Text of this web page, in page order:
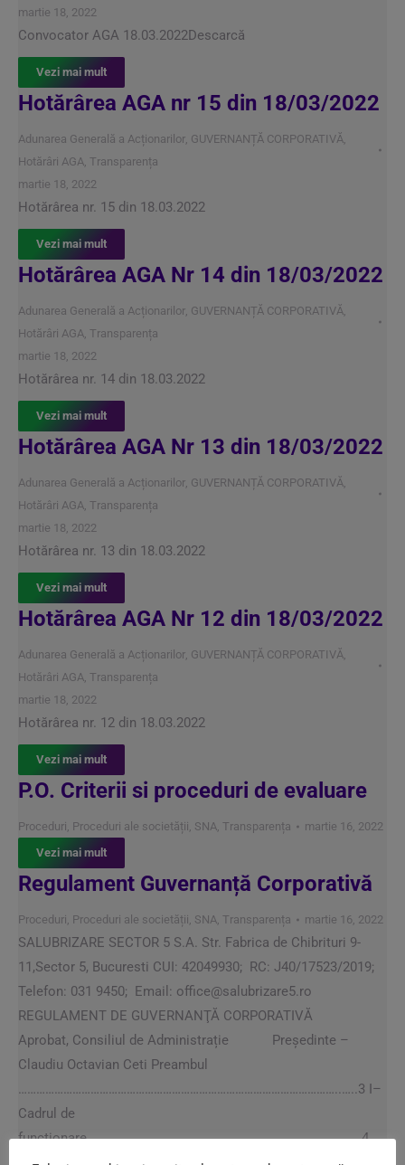
martie 18, 2022
Convocator AGA 18.03.2022Descarcă
Vezi mai mult
Hotărârea AGA nr 15 din 18/03/2022
Adunarea Generală a Acționarilor, GUVERNANȚĂ CORPORATIVĂ,
Hotărâri AGA, Transparența
martie 18, 2022
Hotărârea nr. 15 din 18.03.2022
Vezi mai mult
Hotărârea AGA Nr 14 din 18/03/2022
Adunarea Generală a Acționarilor, GUVERNANȚĂ CORPORATIVĂ,
Hotărâri AGA, Transparența
martie 18, 2022
Hotărârea nr. 14 din 18.03.2022
Vezi mai mult
Hotărârea AGA Nr 13 din 18/03/2022
Adunarea Generală a Acționarilor, GUVERNANȚĂ CORPORATIVĂ,
Hotărâri AGA, Transparența
martie 18, 2022
Hotărârea nr. 13 din 18.03.2022
Vezi mai mult
Hotărârea AGA Nr 12 din 18/03/2022
Adunarea Generală a Acționarilor, GUVERNANȚĂ CORPORATIVĂ,
Hotărâri AGA, Transparența
martie 18, 2022
Hotărârea nr. 12 din 18.03.2022
Vezi mai mult
P.O. Criterii si proceduri de evaluare
Proceduri, Proceduri ale societății, SNA, Transparența
martie 16, 2022
Vezi mai mult
Regulament Guvernanță Corporativă
Proceduri, Proceduri ale societății, SNA, Transparența martie 16, 2022
SALUBRIZARE SECTOR 5 S.A. Str. Fabrica de Chibrituri 9-
11,Sector 5, Bucuresti CUI: 42049930; RC: J40/17523/2019;
Telefon: 031 9450; Email: office@salubrizare5.ro
REGULAMENT DE GUVERNANŢĂ CORPORATIVĂ
Aprobat, Consiliul de Administrație Președinte –
Claudiu Octavian Ceti Preambul
……………………………………………………………………………………………..…..3 I–
Cadrul de
funcţionare………………………………………………………………………….……4